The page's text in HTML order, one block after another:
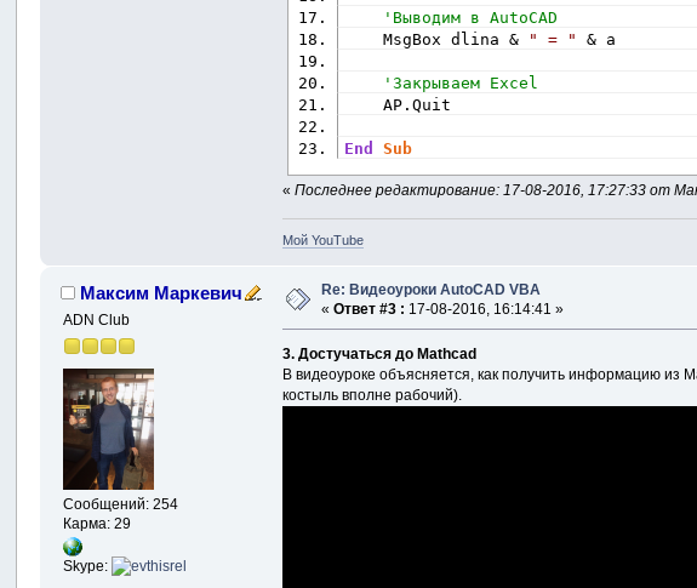
'Выводим в AutoCAD
MsgBox dlina &
" = " & a
'Закрываем Excel
AP.Quit
End Sub
«Последнее редактирование: 17-08-2016, 17:27:33 от
Мой YouTube
Максим Маркевич
ADN Club
Сообщений: 254
Карма: 29
Skype:
Re: Видеоуроки AutoCAD VBA
«Ответ #3 : 17-08-2016, 16:14:41 »
3. Достучаться до Mathcad
В видеоуроке объясняется, как получить информацию из
костыль вполне рабочий).